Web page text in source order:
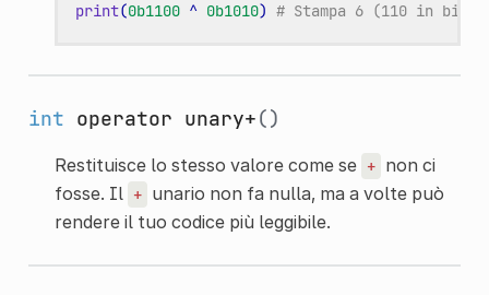
print(0b1100 ^ 0b1010) # Stampa 6 (110 in
int operator unary+()
Restituisce lo stesso valore come se + non ci
fosse. Il + unario non fa nulla, ma a volte può
rendere il tuo codice più leggibile.